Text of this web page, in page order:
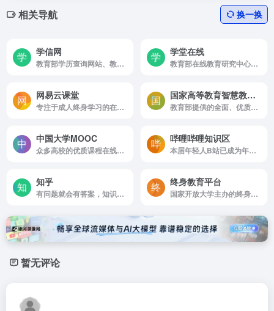
相关导航 换一换
学信网
教育部学历查询网站、教育部高校招生阳光工程指定网站
学堂在线
教育部在线教育研究中心的研究交流和成果应用平台
网易云课堂
专注于成人终身学习的在线教育平台。
国家高等教育智慧教育平台
教育部提供的全面、优质、便利的课程搜索及相关服务。
中国大学MOOC
众多高校的优质课程在线学习平台
哔哩哔哩知识区
本届年轻人B站已成为年轻人的学习大本营
知乎
有问题就会有答案，知识问答与交流平台
终身教育平台
国家开放大学主办的终身教育平台
暂无评论